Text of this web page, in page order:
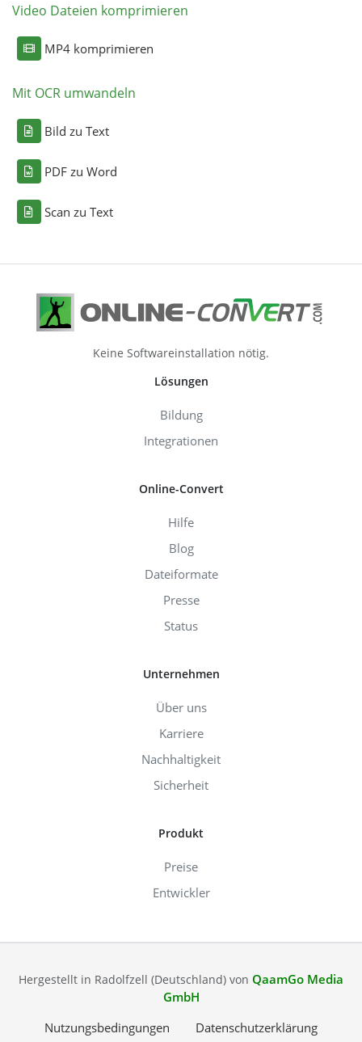
Video Dateien komprimieren
MP4 komprimieren
Mit OCR umwandeln
Bild zu Text
PDF zu Word
Scan zu Text
Keine Softwareinstallation nötig.
Lösungen
Bildung
Integrationen
Online-Convert
Hilfe
Blog
Dateiformate
Presse
Status
Unternehmen
Über uns
Karriere
Nachhaltigkeit
Sicherheit
Produkt
Preise
Entwickler
Hergestellt in Radolfzell (Deutschland) von QaamGo Media
GmbH
Nutzungsbedingungen
Datenschutzerklärung